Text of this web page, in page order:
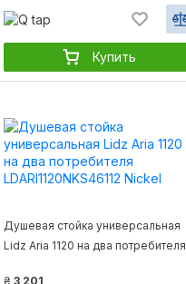
Купить
Душевая стойка универсальная
Lidz Aria 1120 на два потребителя
₴ 3 201